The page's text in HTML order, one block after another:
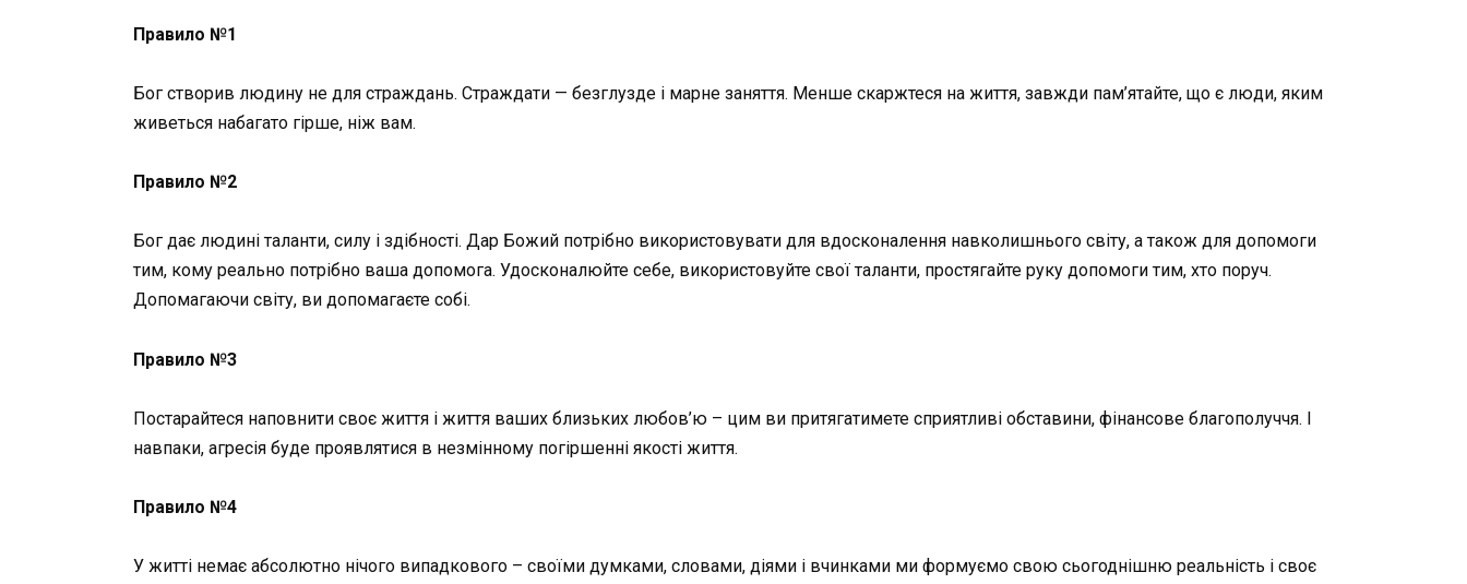
Правило №1
Бог створив людину не для страждань. Страждати — безглузде і марне заняття. Менше скаржтеся на життя, завжди пам’ятайте, що є люди, яким
живеться набагато гірше, ніж вам.
Правило №2
Бог дає людині таланти, силу і здібності. Дар Божий потрібно використовувати для вдосконалення навколишнього світу, а також для допомоги
тим, кому реально потрібно ваша допомога. Удосконалюйте себе, використовуйте свої таланти, простягайте руку допомоги тим, хто поруч.
Допомагаючи світу, ви допомагаєте собі.
Правило №3
Постарайтеся наповнити своє життя і життя ваших близьких любов’ю – цим ви притягатимете сприятливі обставини, фінансове благополуччя. І
навпаки, агресія буде проявлятися в незмінному погіршенні якості життя.
Правило №4
У житті немає абсолютно нічого випадкового – своїми думками, словами, діями і вчинками ми формуємо свою сьогоднішню реальність і своє